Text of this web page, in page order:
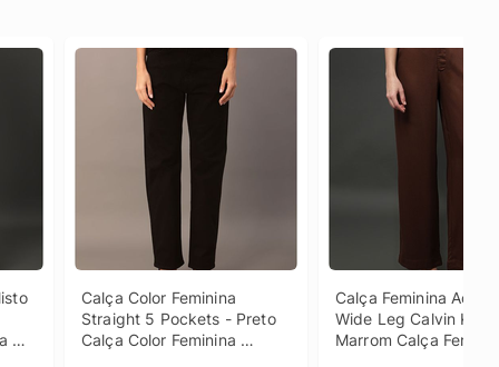
Calça Color Feminina
Straight 5 Pockets - Preto
Calça Color Feminina
Calça Feminina
Wide Leg Calvin
Marrom Calça